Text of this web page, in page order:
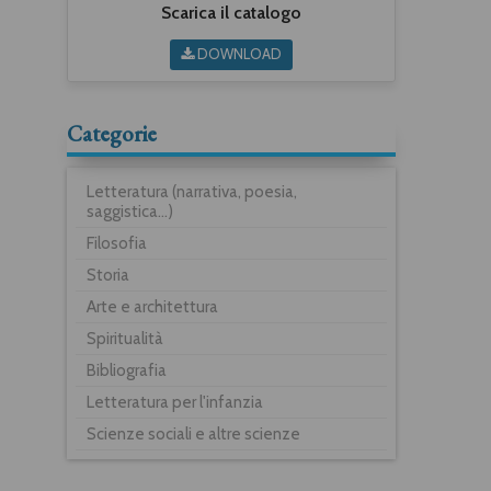
Scarica il catalogo
DOWNLOAD
Categorie
Letteratura (narrativa, poesia,
saggistica...)
Filosofia
Storia
Arte e architettura
Spiritualità
Bibliografia
Letteratura per l'infanzia
Scienze sociali e altre scienze